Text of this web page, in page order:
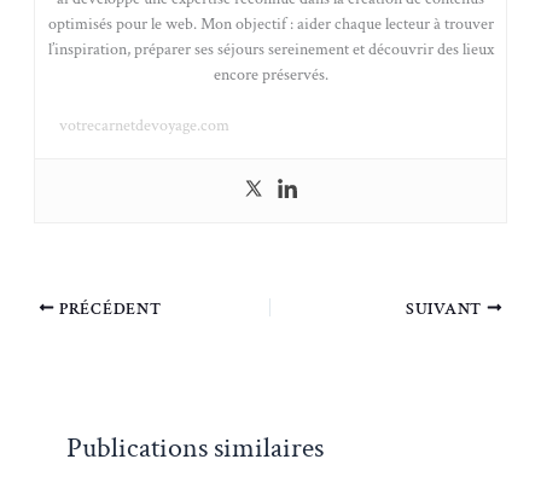
optimisés pour le web. Mon objectif : aider chaque lecteur à trouver
l’inspiration, préparer ses séjours sereinement et découvrir des lieux
encore préservés.
votrecarnetdevoyage.com
PRÉCÉDENT SUIVANT
Publications similaires